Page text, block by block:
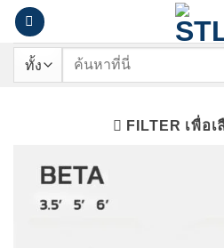
ข้าม
เนื้อหา
ค้นหา:
FILTER เพื่อ